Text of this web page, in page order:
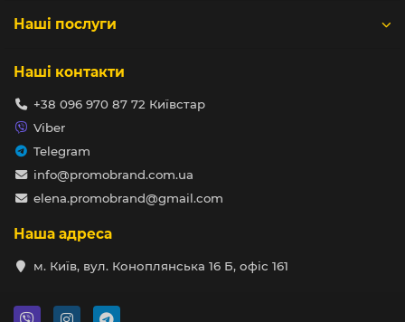
Наші послуги
Наші контакти
+38 096 970 87 72 Київстар
Viber
Telegram
info@promobrand.com.ua
elena.promobrand@gmail.com
Наша адреса
м. Київ, вул. Коноплянська 16 Б, офіс 161